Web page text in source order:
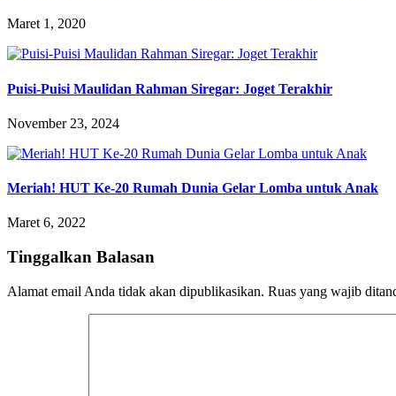
Maret 1, 2020
Puisi-Puisi Maulidan Rahman Siregar: Joget Terakhir
November 23, 2024
Meriah! HUT Ke-20 Rumah Dunia Gelar Lomba untuk Anak
Maret 6, 2022
Tinggalkan Balasan
Alamat email Anda tidak akan dipublikasikan. Ruas yang wajib